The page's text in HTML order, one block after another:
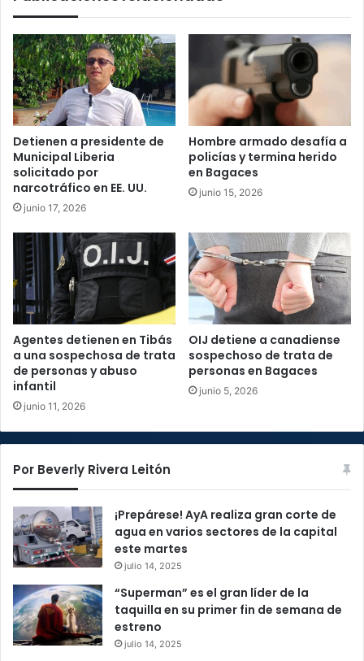
Detienen a presidente de
Municipal Liberia
solicitado por
narcotráfico en EE. UU.
junio 17, 2026
Hombre armado desafía a
policías y termina herido
en Bagaces
junio 15, 2026
Agentes detienen en Tibás
a una sospechosa de trata
de personas y abuso
infantil
junio 11, 2026
OIJ detiene a canadiense
sospechoso de trata de
personas en Bagaces
junio 5, 2026
Por Beverly Rivera Leitón
¡Prepárese! AyA realiza gran corte de
agua en varios sectores de la capital
este martes
julio 14, 2025
“Superman” es el gran líder de la
taquilla en su primer fin de semana de
estreno
julio 14, 2025